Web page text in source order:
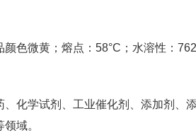
色微黄；熔点：58°C；水溶性：
化学试剂、工业催化剂、添加剂、
域。